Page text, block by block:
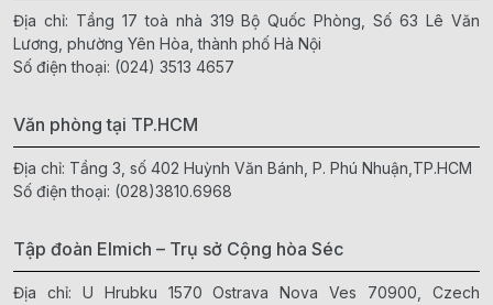
Địa chỉ: Tầng 17 toà nhà 319 Bộ Quốc Phòng, Số 63 Lê Văn
Lương, phường Yên Hòa, thành phố Hà Nội
Số điện thoại: (024) 3513 4657
Văn phòng tại TP.HCM
Địa chỉ: Tầng 3, số 402 Huỳnh Văn Bánh, P. Phú Nhuận,TP.HCM
Số điện thoại: (028)3810.6968
Tập đoàn Elmich – Trụ sở Cộng hòa Séc
Địa chỉ: U Hrubku 1570 Ostrava Nova Ves 70900, Czech